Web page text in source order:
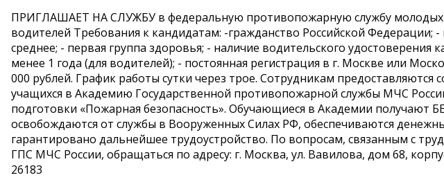
ПРИГЛАШАЕТ НА СЛУЖБУ в федеральную противопожарную службу
водителей Требования к кандидатам: -гражданство Российской Федерации; -
среднее; - первая группа здоровья; - наличие водительского удостоверения
менее 1 года (для водителей); - постоянная регистрация в г. Москве или
000 рублей. График работы сутки через трое. Сотрудникам
учащихся в Академию Государственной противопожарной службы МЧС
подготовки «Пожарная безопасность». Обучающиеся в Академии получают
освобождаются от службы в Вооруженных Силах РФ, обеспечиваются
гарантировано дальнейшее трудоустройство. По вопросам, связанным с
ГПС МЧС России, обращаться по адресу: г. Москва, ул. Вавилова, дом 68,
26183